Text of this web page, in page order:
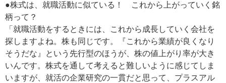
●株式は、就職活動に似ている！ これから上がっていく銘
柄って？
「就職活動をするときには、これから成長していく会社を
探しますよね。株も同じです。『これから業績が良くなり
そうだな』という先行型のほうが、株の値上がり率が大き
いんです。株式を通して考えると難しいように感じてしま
いますが、就活の企業研究の一貫だと思って、プラスアル